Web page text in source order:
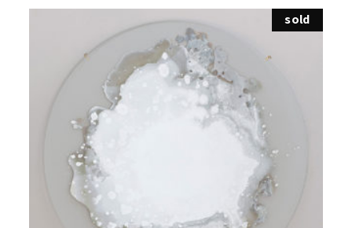
sold